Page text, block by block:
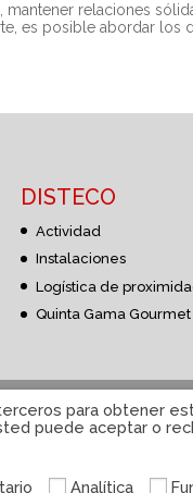
relaciones
es posible abordar los
DISTECO
Actividad
Instalaciones
Logística de
Quinta Gama Gourmet
de cookies|
para obtener
puede aceptar o
Analítica